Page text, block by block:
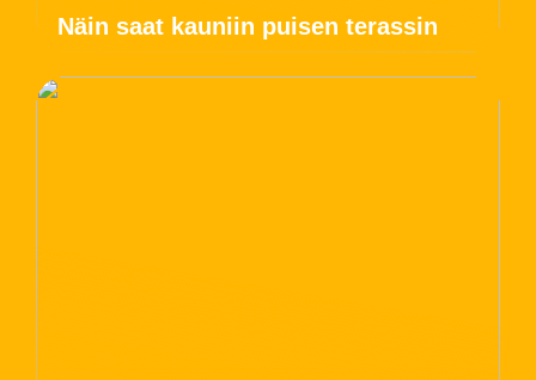
Näin saat kauniin puisen terassin